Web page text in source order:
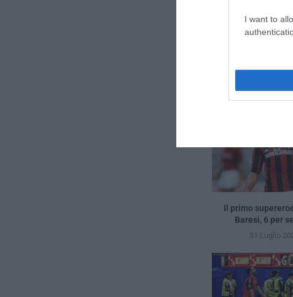
I want to
Calciomercato
grande opportunità
Il primo
Baresi, 6 per
31 Luglio